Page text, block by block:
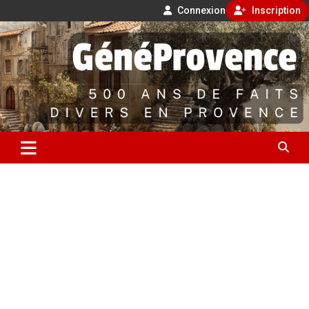
Connexion Inscription
Aller
au
contenu
GénéProvence
500 ans de faits divers en Provence